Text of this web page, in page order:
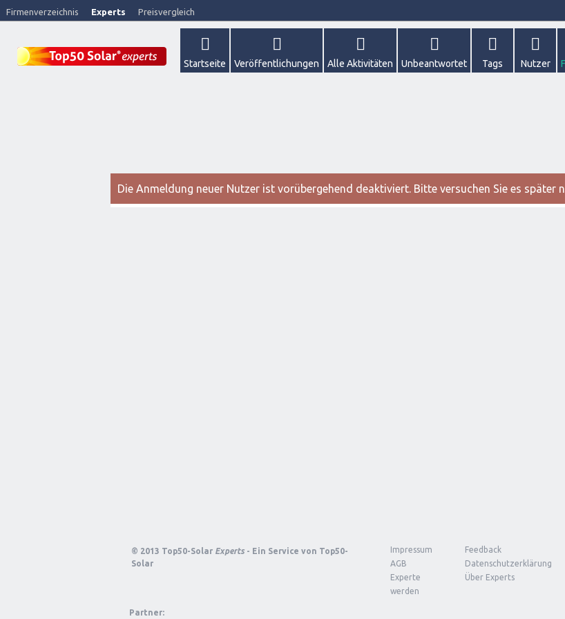
Firmenverzeichnis Experts Preisvergleich
Startseite Veröffentlichungen Alle Aktivitäten Unbeantwortet Tags Nutzer
Die Anmeldung neuer Nutzer ist vorübergehend deaktiviert. Bitte versuchen Sie es später
© 2013 Top50-Solar Experts - Ein Service von Top50-
Solar
Impressum
Feedback
AGB
Datenschutzerklärung
Experte
werden
Über Experts
Partner: